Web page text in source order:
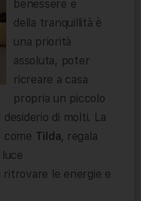
benessere e
della tranquillità è
una priorità
assoluta, poter
ricreare a casa
propria un piccolo
di molti. La
come Tilda, regala
le energie e